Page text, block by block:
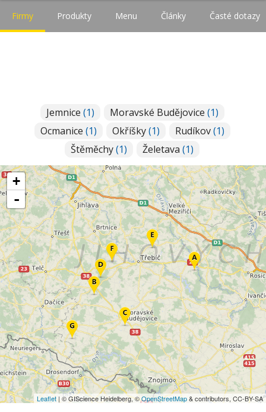
Firmy Produkty Menu Články Časté dotazy
Jemnice (1) Moravské Budějovice (1)
Ocmanice (1) Okříšky(1) Rudíkov(1)
Štěměchy(1) Želetava (1)
+
-
Leaflet | © GIScience Heidelberg, ©OpenStreetMap& contributors, CC-BY-SA